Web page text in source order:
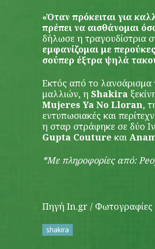
«Όταν πρόκειται για
πρέπει να αισθάνομαι
δήλωσε η τραγουδίστρια
εμφανίζομαι με
σούπερ έξτρα ψηλά
Εκτός από το λανσάρισμα
μαλλιών, η Shakira
Mujeres Ya No Lloran,
εντυπωσιακές και
η σταρ στράφηκε σε δύο
Gupta Couture και
*Με πληροφορίες από:
Πηγή In.gr /
shakira